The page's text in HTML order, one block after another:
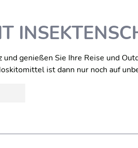
genießen Sie Ihre Reise und
ist dann nur noch auf